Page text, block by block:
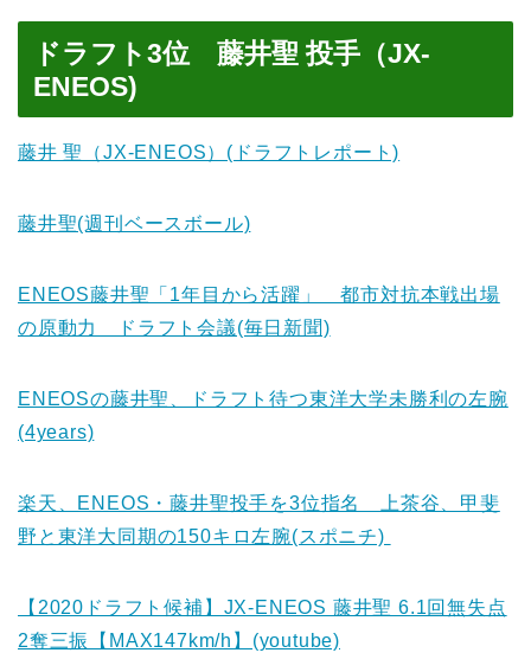
ドラフト3位 藤井聖 投手（JX-
ENEOS)
藤井 聖（JX-ENEOS）(ドラフトレポート)
藤井聖(週刊ベースボール)
ENEOS藤井聖「1年目から活躍」 都市対抗本戦出場
の原動力 ドラフト会議(毎日新聞)
ENEOSの藤井聖、ドラフト待つ東洋大学未勝利の左腕
(4years)
楽天、ENEOS・藤井聖投手を3位指名 上茶谷、甲斐
野と東洋大同期の150キロ左腕(スポニチ)
【2020ドラフト候補】JX-ENEOS 藤井聖 6.1回無失点
2奪三振【MAX147km/h】(youtube)